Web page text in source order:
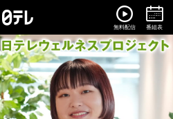
無料配信 番組表